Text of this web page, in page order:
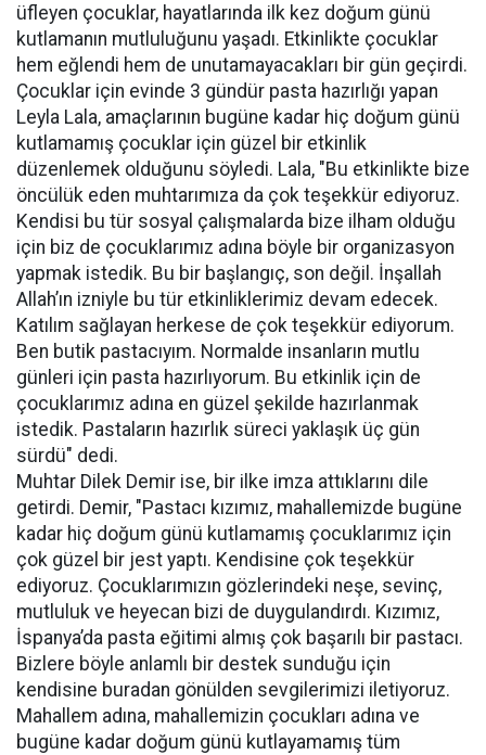
üfleyen çocuklar, hayatlarında ilk kez doğum günü
kutlamanın mutluluğunu yaşadı. Etkinlikte çocuklar
hem eğlendi hem de unutamayacakları bir gün geçirdi.
Çocuklar için evinde 3 gündür pasta hazırlığı yapan
Leyla Lala, amaçlarının bugüne kadar hiç doğum günü
kutlamamış çocuklar için güzel bir etkinlik
düzenlemek olduğunu söyledi. Lala, "Bu etkinlikte bize
öncülük eden muhtarımıza da çok teşekkür ediyoruz.
Kendisi bu tür sosyal çalışmalarda bize ilham olduğu
için biz de çocuklarımız adına böyle bir organizasyon
yapmak istedik. Bu bir başlangıç, son değil. İnşallah
Allah’ın izniyle bu tür etkinliklerimiz devam edecek.
Katılım sağlayan herkese de çok teşekkür ediyorum.
Ben butik pastacıyım. Normalde insanların mutlu
günleri için pasta hazırlıyorum. Bu etkinlik için de
çocuklarımız adına en güzel şekilde hazırlanmak
istedik. Pastaların hazırlık süreci yaklaşık üç gün
sürdü" dedi.
Muhtar Dilek Demir ise, bir ilke imza attıklarını dile
getirdi. Demir, "Pastacı kızımız, mahallemizde bugüne
kadar hiç doğum günü kutlamamış çocuklarımız için
çok güzel bir jest yaptı. Kendisine çok teşekkür
ediyoruz. Çocuklarımızın gözlerindeki neşe, sevinç,
mutluluk ve heyecan bizi de duygulandırdı. Kızımız,
İspanya’da pasta eğitimi almış çok başarılı bir pastacı.
Bizlere böyle anlamlı bir destek sunduğu için
kendisine buradan gönülden sevgilerimizi iletiyoruz.
Mahallem adına, mahallemizin çocukları adına ve
bugüne kadar doğum günü kutlayamamış tüm